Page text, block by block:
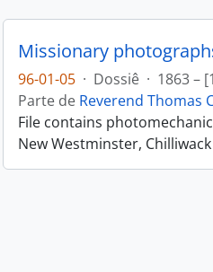
Missionary
96-01-05 · Dossiê · 1863 –
Parte de Reverend Thomas
File contains
New Westminster,